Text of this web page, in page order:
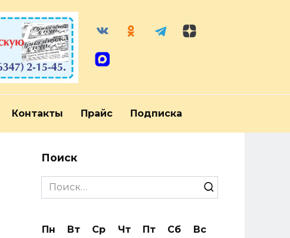
Контакты Прайс Подписка
Поиск
Search
for:
Пн Вт Ср Чт Пт Сб
Вс